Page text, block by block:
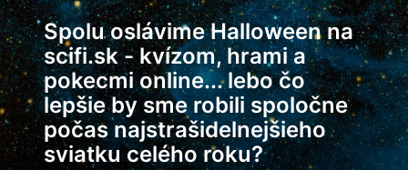
Spolu oslávime Halloween na
scifi.sk - kvízom, hrami a
pokecmi online... lebo čo
lepšie by sme robili spoločne
počas najstrašidelnejšieho
sviatku celého roku?